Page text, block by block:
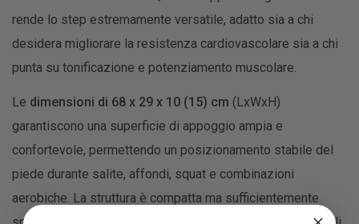
rende lo step estremamente versatile, adatto sia a chi
desidera migliorare la resistenza cardiovascolare sia a chi
punta su tonificazione e potenziamento muscolare.
Le dimensioni di 68 x 29 x 10 (15) cm (LxWxH)
garantiscono una superficie di appoggio ampia e
confortevole, permettendo un posizionamento stabile del
piede durante salite, affondi, squat e combinazioni
aerobiche. La struttura è compatta ma sufficientemente